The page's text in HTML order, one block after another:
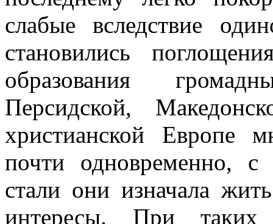
слабые вследствие
становились
образования
Персидской,
христианской Европе
почти одновременно,
стали они изначала
интересы. При таких